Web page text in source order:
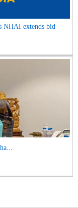
NHAI extends bid